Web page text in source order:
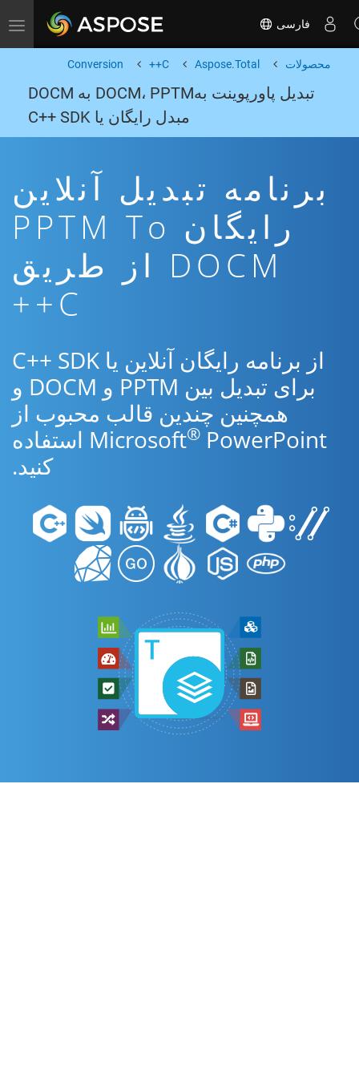
Toggle navigation فارسی
محصولات Aspose.Total
C++
Conversion
تبدیل پاورپوینت بهDOCM، PPTM به DOCM
مبدل رایگان یا C++ SDK
برنامه تبدیل آنلاین
رایگان PPTM To
DOCM از طریق
C++
از برنامه رایگان آنلاین یا C++ SDK
برای تبدیل بین PPTM و DOCM و
همچنین چندین قالب محبوب از
Microsoft®
PowerPoint استفاده
کنید.